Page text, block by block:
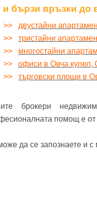
и бързи връзки до
>> двустайни
>> тристайни
>> многостайни
>> офиси в Овча купел,
>> търговски площи в
брокери
помощ е от
да се запознаете и